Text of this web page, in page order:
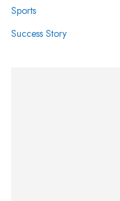
Sports
Success Story